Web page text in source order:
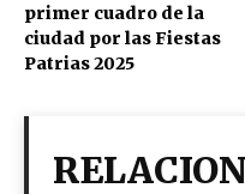
primer cuadro de la
ciudad por las Fiestas
Patrias 2025